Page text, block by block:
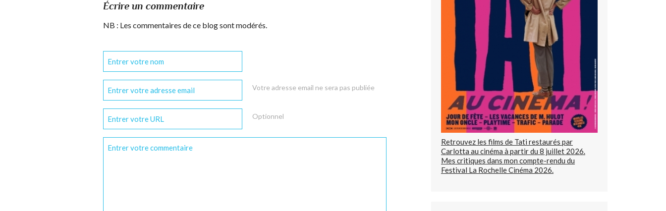
Écrire un commentaire
NB : Les commentaires de ce blog sont modérés.
Votre adresse email ne sera pas publiée
Optionnel
Retrouvez les films de Tati restaurés par
Carlotta au cinéma à partir du 8 juillet 2026.
Mes critiques dans mon compte-rendu du
Festival La Rochelle Cinéma 2026.